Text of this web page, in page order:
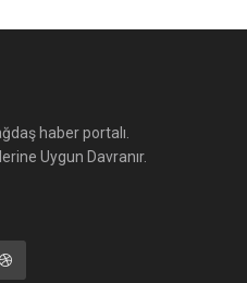
haber portalı.
Uygun Davranır.